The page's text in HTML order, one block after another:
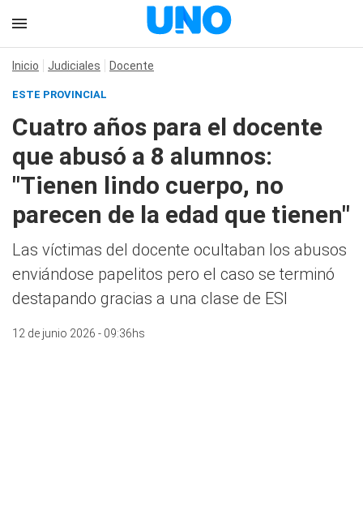
Inicio Judiciales Docente
ESTE PROVINCIAL
Cuatro años para el docente
que abusó a 8 alumnos:
"Tienen lindo cuerpo, no
parecen de la edad que tienen"
Las víctimas del docente ocultaban los abusos
enviándose papelitos pero el caso se terminó
destapando gracias a una clase de ESI
12 de junio 2026 - 09:36hs